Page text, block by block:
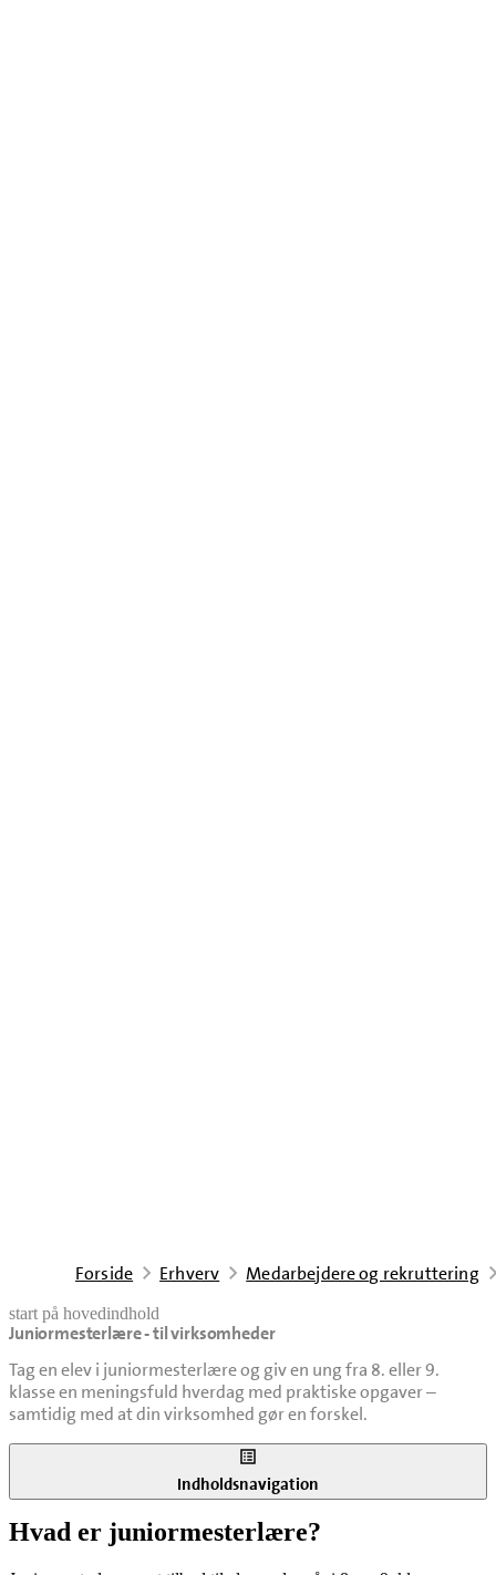
Forside Erhverv Medarbejdere og rekruttering
start på hovedindhold
Juniormesterlære - til virksomheder
Tag en elev i juniormesterlære og giv en ung fra 8. eller 9.
klasse en meningsfuld hverdag med praktiske opgaver –
samtidig med at din virksomhed gør en forskel.
senest opdateret 7. april 2026
Indholdsnavigation
Hvad er juniormesterlære?